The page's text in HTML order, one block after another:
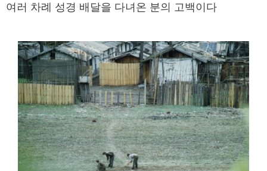
여러 차례 성경 배달을 다녀온 분의 고백이다